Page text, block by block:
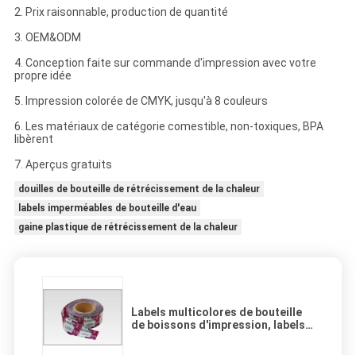
2. Prix raisonnable, production de quantité
3. OEM&ODM
4. Conception faite sur commande d'impression avec votre
propre idée
5. Impression colorée de CMYK, jusqu'à 8 couleurs
6. Les matériaux de catégorie comestible, non-toxiques, BPA
libèrent
7. Aperçus gratuits
douilles de bouteille de rétrécissement de la chaleur
labels imperméables de bouteille d'eau
gaine plastique de rétrécissement de la chaleur
Labels multicolores de bouteille
de boissons d'impression, labels